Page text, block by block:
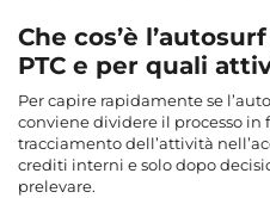
Che cos’è
PTC e per quali
Per capire rapidamente se
conviene dividere il processo in
tracciamento dell’attività
crediti interni e solo dopo
prelevare.